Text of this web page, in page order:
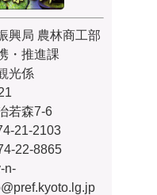
興局 農林商工部
・推進課
光係
若森7-6
21-2103
22-8865
n-